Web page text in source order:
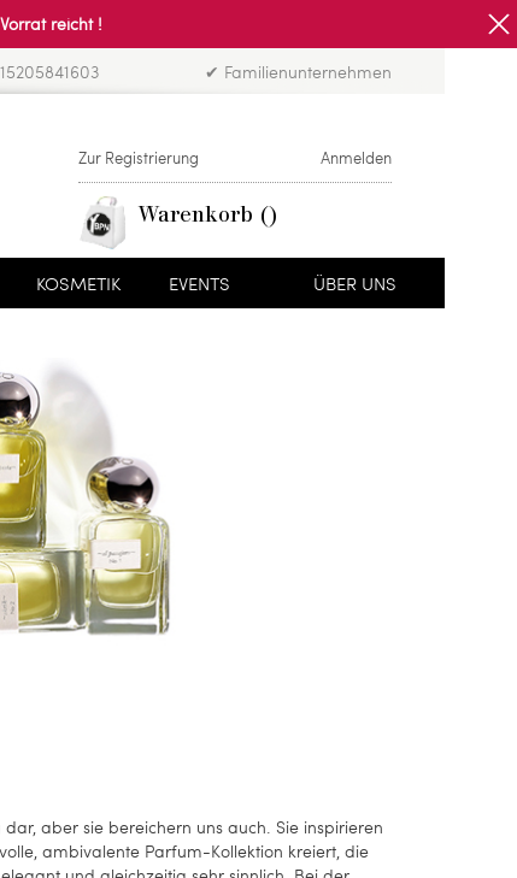
reicht !
✔ Familienunternehmen
Zur Registrierung Anmelden
Warenkorb
KOSMETIK EVENTS ÜBER UNS
aber sie bereichern uns auch. Sie inspirieren
ambivalente Parfum-Kollektion kreiert, die